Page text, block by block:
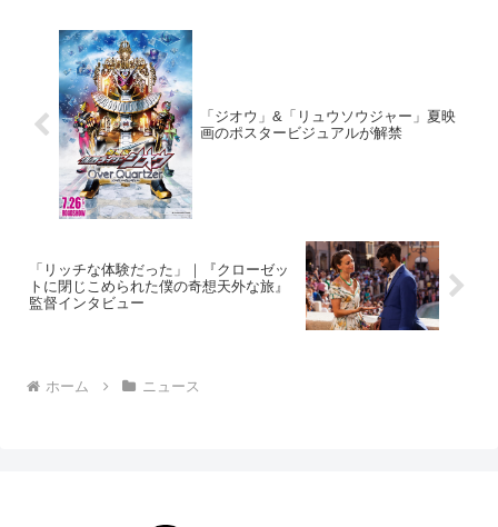
「ジオウ」&「リュウソウジャー」夏映
画のポスタービジュアルが解禁
「リッチな体験だった」｜『クローゼッ
トに閉じこめられた僕の奇想天外な旅』
監督インタビュー
ホーム ニュース